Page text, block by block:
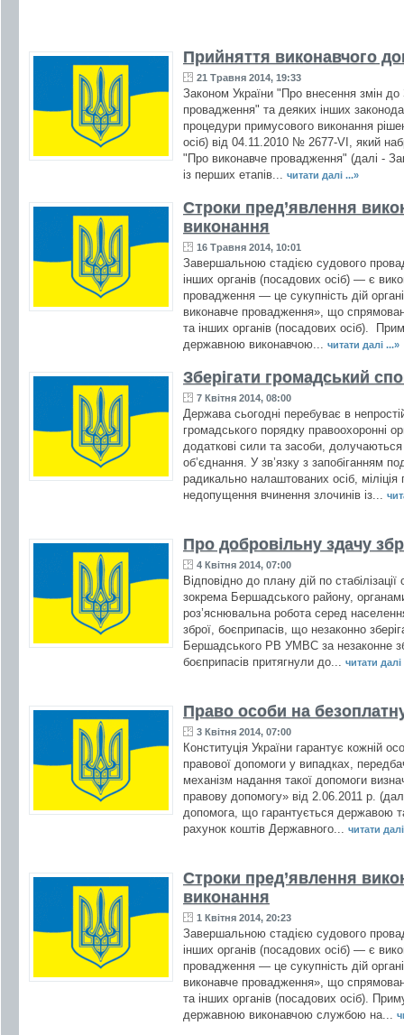
Прийняття виконавчого
21 Травня 2014, 19:33
Законом України "Про внесення змін
провадження" та деяких інших
процедури примусового виконання
осіб) від 04.11.2010 № 2677-VI, який
"Про виконавче провадження" (далі -
із перших етапів...
читати далі ...»
Строки пред’явлення
виконання
16 Травня 2014, 10:01
Завершальною стадією судового
інших органів (посадових осіб) — є
провадження — це сукупність дій
виконавче провадження», що
та інших органів (посадових осіб).
державною виконавчою...
читати далі ...»
Зберігати громадський
7 Квітня 2014, 08:00
Держава сьогодні перебуває в
громадського порядку правоохоронні
додаткові сили та засоби, долучаються
об’єднання. У зв’язку з запобіганням
радикально налаштованих осіб,
недопущення вчинення злочинів із...
Про добровільну здачу
4 Квітня 2014, 07:00
Відповідно до плану дій по стабілізації
зокрема Бершадського району,
роз’яснювальна робота серед
зброї, боєприпасів, що незаконно
Бершадського РВ УМВС за незаконне
боєприпасів притягнули до...
читати далі
Право особи на
3 Квітня 2014, 07:00
Конституція України гарантує кожній
правової допомоги у випадках,
механізм надання такої допомоги
правову допомогу» від 2.06.2011 р.
допомога, що гарантується державою
рахунок коштів Державного...
читати
Строки пред’явлення
виконання
1 Квітня 2014, 20:23
Завершальною стадією судового
інших органів (посадових осіб) — є
провадження — це сукупність дій
виконавче провадження», що
та інших органів (посадових осіб).
державною виконавчою службою на...